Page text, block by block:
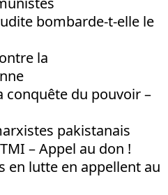
bombarde-t-elle le
la
conquête du pouvoir –
pakistanais
– Appel au don !
en lutte en appellent au